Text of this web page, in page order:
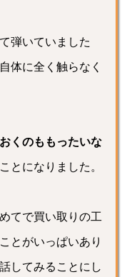
弾いていました
体に全く触らなく
くのももったいな
とになりました。
てで買い取りの工
とがいっぱいあり
してみることにし